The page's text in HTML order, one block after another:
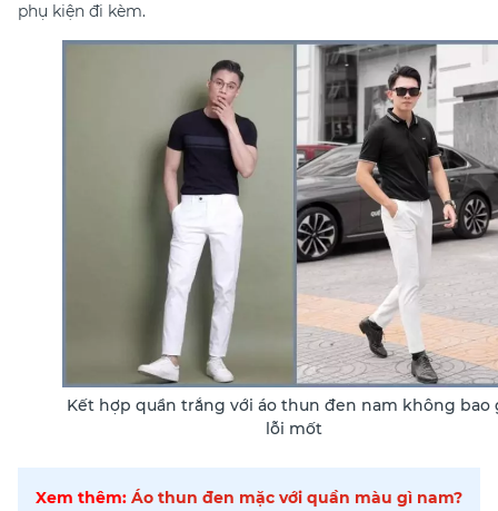
phụ kiện đi kèm.
Kết hợp quần trắng với áo thun đen nam không bao
lỗi mốt
Xem thêm: Áo thun đen mặc với quần màu gì nam?